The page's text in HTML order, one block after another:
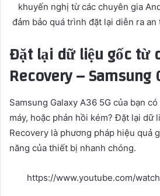
khuyến nghị từ các chuyên gia
đảm bảo quá trình đặt lại diễn ra an
Đặt lại dữ liệu gốc từ
Recovery – Samsung
Samsung Galaxy A36 5G của bạn
máy, hoặc phản hồi kém? Đặt lại dữ
Recovery là phương pháp hiệu quả
năng của thiết bị nhanh chóng.
https://www.youtube.com/